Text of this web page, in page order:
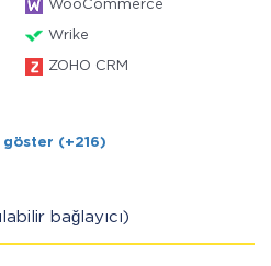
WooCommerce
Wrike
ZOHO CRM
göster (+216)
bağlayıcı)